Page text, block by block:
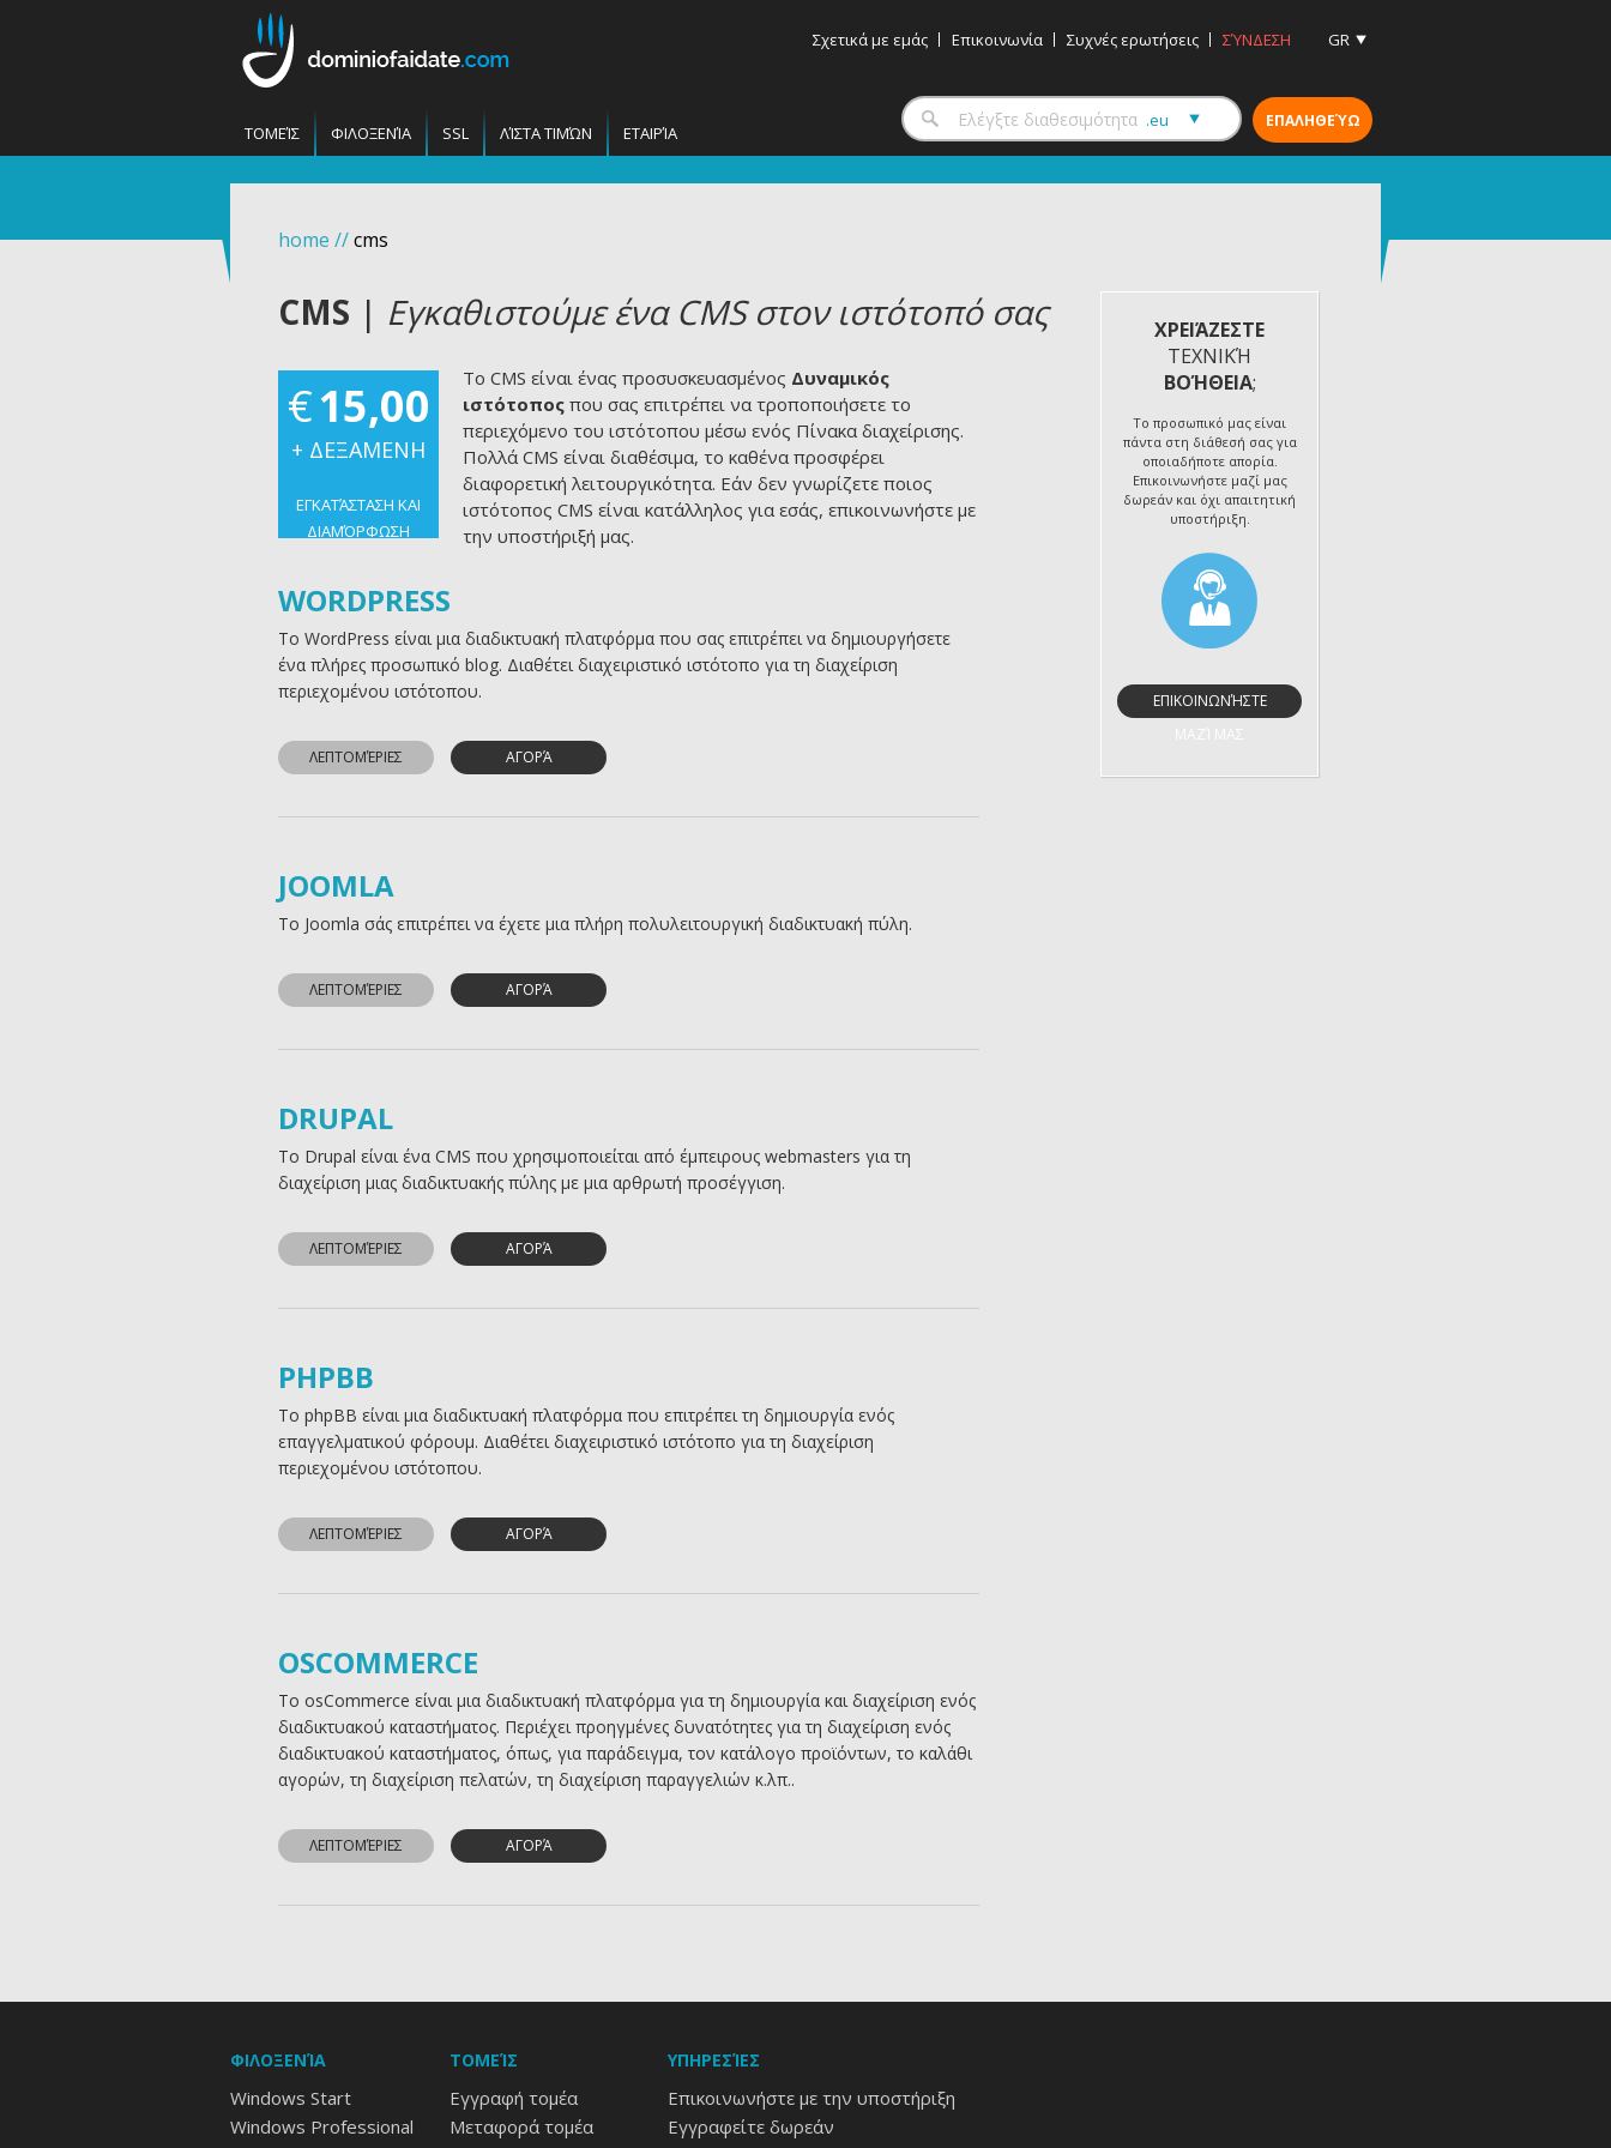
ΤΟΜΕΊΣ ΦΙΛΟΞΕΝΊΑ SSL ΛΊΣΤΑ ΤΙΜΏΝ ΕΤΑΙΡΊΑ
Σχετικά με εμάς Επικοινωνία Συχνές ερωτήσεις ΣΎΝΔΕΣΗ GR
home //cms
CMS | Εγκαθιστούμε ένα CMS στον ιστότοπό σας
€15,00
+ ΔΕΞΑΜΕΝΗ
ΕΓΚΑΤΆΣΤΑΣΗ ΚΑΙ
ΔΙΑΜΌΡΦΩΣΗ
Το CMS είναι ένας προσυσκευασμένος Δυναμικός
ιστότοπος που σας επιτρέπει να τροποποιήσετε το
περιεχόμενο του ιστότοπου μέσω ενός Πίνακα διαχείρισης.
Πολλά CMS είναι διαθέσιμα, το καθένα προσφέρει
διαφορετική λειτουργικότητα. Εάν δεν γνωρίζετε ποιος
ιστότοπος CMS είναι κατάλληλος για εσάς, επικοινωνήστε με
την υποστήριξή μας.
WORDPRESS
Το WordPress είναι μια διαδικτυακή πλατφόρμα που σας επιτρέπει να δημιουργήσετε
ένα πλήρες προσωπικό blog. Διαθέτει διαχειριστικό ιστότοπο για τη διαχείριση
περιεχομένου ιστότοπου.
ΛΕΠΤΟΜΈΡΙΕΣ ΑΓΟΡΆ
JOOMLA
Το Joomla σάς επιτρέπει να έχετε μια πλήρη πολυλειτουργική διαδικτυακή πύλη.
ΛΕΠΤΟΜΈΡΙΕΣ ΑΓΟΡΆ
DRUPAL
Το Drupal είναι ένα CMS που χρησιμοποιείται από έμπειρους webmasters για τη
διαχείριση μιας διαδικτυακής πύλης με μια αρθρωτή προσέγγιση.
ΛΕΠΤΟΜΈΡΙΕΣ ΑΓΟΡΆ
PHPBB
Το phpBB είναι μια διαδικτυακή πλατφόρμα που επιτρέπει τη δημιουργία ενός
επαγγελματικού φόρουμ. Διαθέτει διαχειριστικό ιστότοπο για τη διαχείριση
περιεχομένου ιστότοπου.
ΛΕΠΤΟΜΈΡΙΕΣ ΑΓΟΡΆ
OSCOMMERCE
Το osCommerce είναι μια διαδικτυακή πλατφόρμα για τη δημιουργία και διαχείριση ενός
διαδικτυακού καταστήματος. Περιέχει προηγμένες δυνατότητες για τη διαχείριση ενός
διαδικτυακού καταστήματος, όπως, για παράδειγμα, τον κατάλογο προϊόντων, το καλάθι
αγορών, τη διαχείριση πελατών, τη διαχείριση παραγγελιών κ.λπ..
ΛΕΠΤΟΜΈΡΙΕΣ ΑΓΟΡΆ
ΧΡΕΙΆΖΕΣΤΕ
ΤΕΧΝΙΚΉ
ΒΟΉΘΕΙΑ;
Το προσωπικό μας είναι
πάντα στη διάθεσή σας για
οποιαδήποτε απορία.
Επικοινωνήστε μαζί μας
δωρεάν και όχι απαιτητική
υποστήριξη.
ΕΠΙΚΟΙΝΩΝΉΣΤΕ
ΦΙΛΟΞΕΝΊΑ
Windows Start
Windows Professional
ΤΟΜΕΊΣ
Εγγραφή τομέα
Μεταφορά τομέα
ΥΠΗΡΕΣΊΕΣ
Επικοινωνήστε με την υποστήριξη
Εγγραφείτε δωρεάν